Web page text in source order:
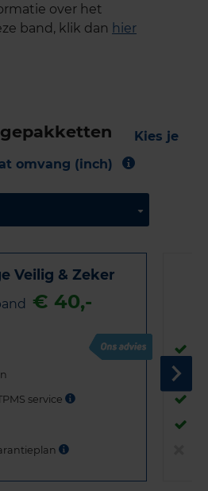
over het
band, klik dan hier
Kies je
omvang (inch)
Veilig & Zeker
€ 40,-
service